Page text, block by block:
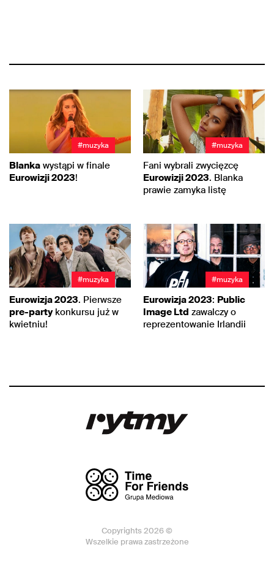
#muzyka
Blanka wystąpi w finale
Eurowizji 2023!
#muzyka
Fani wybrali zwycięzcę
Eurowizji 2023. Blanka
prawie zamyka listę
#muzyka
Eurowizja 2023. Pierwsze
pre-partykonkursu już w
kwietniu!
#muzyka
Eurowizja 2023: Public
Image Ltd zawalczy o
reprezentowanie Irlandii
Copyrights 2026 ©
Wszelkie prawa zastrzeżone